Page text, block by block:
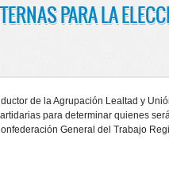
PARA LA
de la Agrupación Lealtad y
para determinar quienes
General del Trabajo